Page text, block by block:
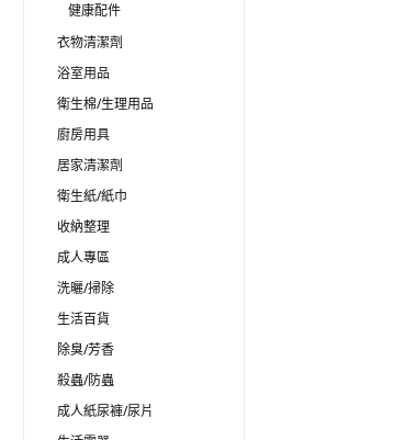
健康配件
衣物清潔劑
浴室用品
衛生棉/生理用品
廚房用具
居家清潔劑
衛生紙/紙巾
收納整理
成人專區
洗曬/掃除
生活百貨
除臭/芳香
殺蟲/防蟲
成人紙尿褲/尿片